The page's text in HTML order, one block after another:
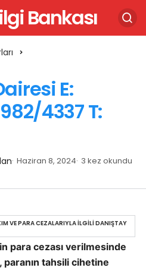
Bankası
E:
4337 T:
Haziran 8, 2024 3 kez okundu
para cezası verilmesinde
paranın tahsili cihetine
VE PARA CEZALARIYLA İLGILI DANIŞTAY